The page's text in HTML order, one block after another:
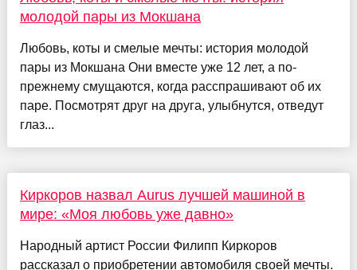
молодой пары из Мокшана
Любовь, коты и смелые мечты: история молодой
пары из Мокшана Они вместе уже 12 лет, а по-
прежнему смущаются, когда расспрашивают об их
паре. Посмотрят друг на друга, улыбнутся, отведут
глаз...
Киркоров назвал Aurus лучшей машиной в
мире: «Моя любовь уже давно»
Народный артист России Филипп Киркоров
рассказал о приобретении автомобиля своей мечты.